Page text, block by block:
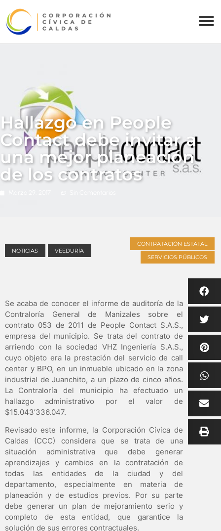
Hallazgo en People
Contact debe invitar a
una mejor planeación
de los contratos
Se acaba de conocer el informe de auditoría de la
Contraloría General de Manizales sobre el
contrato 053 de 2011 de People Contact S.A.S.,
empresa del municipio. Se trata del contrato de
arriendo con la sociedad VHZ Ingeniería S.A.S.,
cuyo objeto era la prestación del servicio de call
center y BPO, en un inmueble ubicado en la zona
industrial de Juanchito, a un plazo de cinco años.
La Contraloría del municipio ha efectuado un
hallazgo administrativo por el valor de
$15.043’336.047.
Revisado este informe, la Corporación Cívica de
Caldas (CCC) considera que se trata de una
situación administrativa que debe generar
aprendizajes y cambios en la contratación de
todas las entidades de la ciudad y del
departamento, especialmente en materia de
planeación y de estudios previos. Por su parte
debe generar un plan de mejoramiento serio y
completo de esta entidad, que garantice la
solución de sus errores contractuales.
NOTICIAS VEEDURÍA
CONTRATACIÓN ESTATAL
SERVICIOS PÚBLICOS